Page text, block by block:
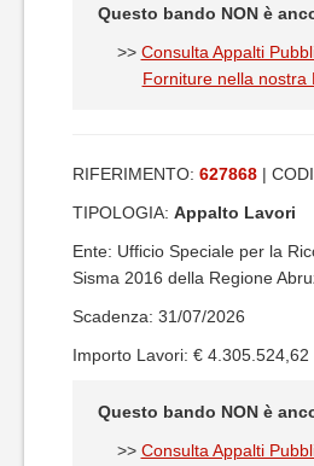
Questo bando NON è
>> Consulta Appalti
Forniture nella nostra
RIFERIMENTO: 627868 |
TIPOLOGIA: Appalto Lavori
Ente: Ufficio Speciale per la
Sisma 2016 della Regione
Scadenza: 31/07/2026
Importo Lavori: € 4.305.524,62
Questo bando NON è
>> Consulta Appalti